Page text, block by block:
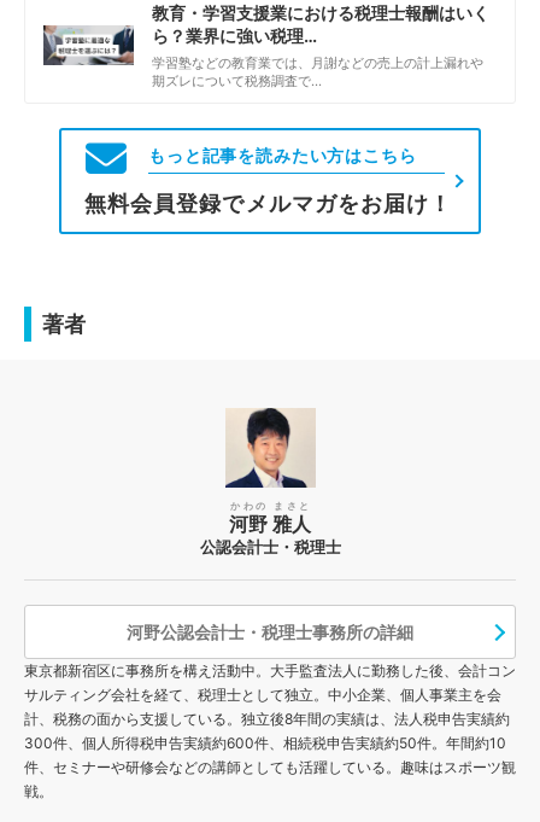
教育・学習支援業における税理士報酬はいく
ら？業界に強い税理…
学習塾などの教育業では、月謝などの売上の計上漏れや
期ズレについて税務調査で…
もっと記事を読みたい方はこちら
無料会員登録でメルマガをお届け！
著者
河野 雅人
かわの まさと
公認会計士・税理士
河野公認会計士・税理士事務所の詳細
東京都新宿区に事務所を構え活動中。大手監査法人に勤務した後、会計コン
サルティング会社を経て、税理士として独立。中小企業、個人事業主を会
計、税務の面から支援している。独立後8年間の実績は、法人税申告実績約
300件、個人所得税申告実績約600件、相続税申告実績約50件。年間約10
件、セミナーや研修会などの講師としても活躍している。趣味はスポーツ観
戦。